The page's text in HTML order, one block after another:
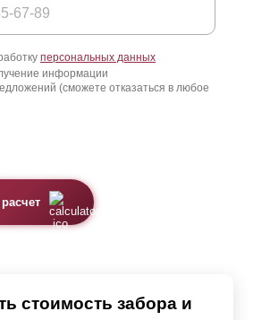
персональных данных
информации
(сможете отказаться в любое
стоимость забора и